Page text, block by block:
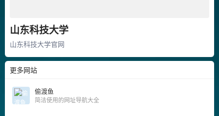
山东科技大学
山东科技大学官网
更多网站
偷渡鱼
简洁使用的网址导航大全